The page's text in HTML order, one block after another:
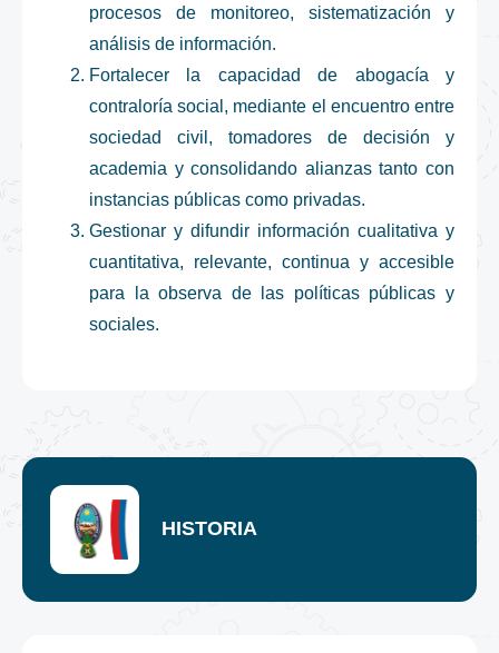
procesos de monitoreo, sistematización y
análisis de información.
Fortalecer la capacidad de abogacía y
contraloría social, mediante el encuentro entre
sociedad civil, tomadores de decisión y
academia y consolidando alianzas tanto con
instancias públicas como privadas.
Gestionar y difundir información cualitativa y
cuantitativa, relevante, continua y accesible
para la observa de las políticas públicas y
sociales.
HISTORIA